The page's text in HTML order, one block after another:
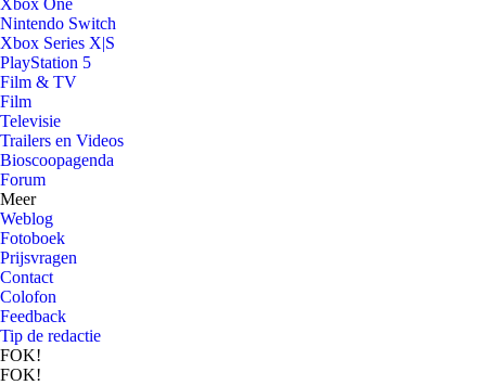
Xbox One
Nintendo Switch
Xbox Series X|S
PlayStation 5
Film & TV
Film
Televisie
Trailers en Videos
Bioscoopagenda
Forum
Meer
Weblog
Fotoboek
Prijsvragen
Contact
Colofon
Feedback
Tip de redactie
FOK!
FOK!